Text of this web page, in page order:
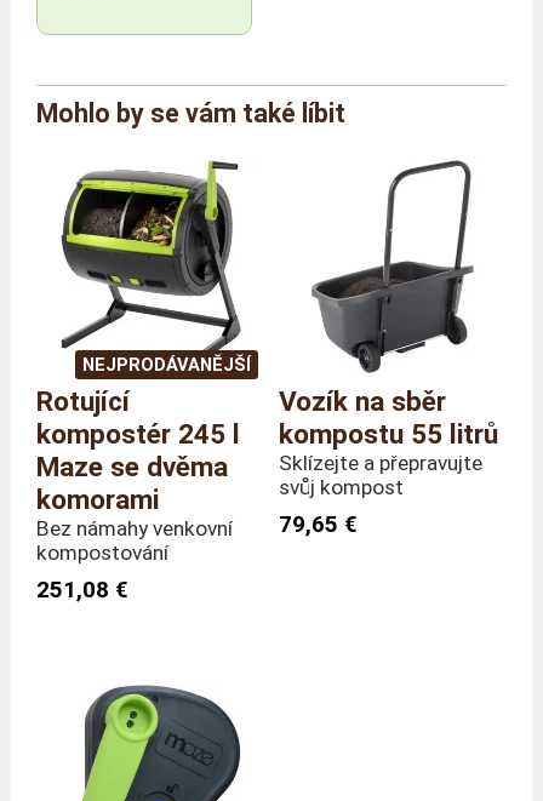
Značka
Maze
Rozměry
(celkové)
Délka 91 x Hloubka 63 x
Hmotnost
Ochrana proti UV
záření
Objem
180 litry
Země výroby
Tchaj-wan
Mohlo by se vám také líbit
NEJPRODÁVANĚJŠÍ
Rotující
kompostér 245 l
Maze se dvěma
komorami
Bez námahy venkovní
kompostování
251,08 €
Vozík na sběr
kompostu 55 litrů
Sklízejte a přepravujte
svůj kompost
79,65 €